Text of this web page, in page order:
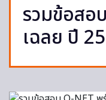
รวมข้อสอ
เฉลย ปี